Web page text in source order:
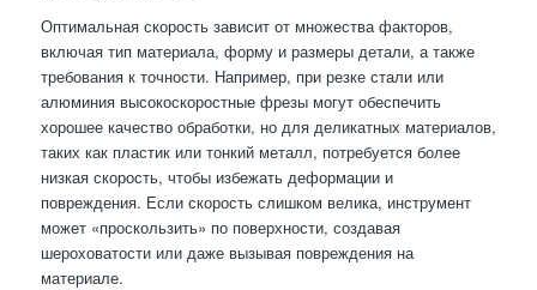
Оптимальная скорость зависит от множества факторов,
включая тип материала, форму и размеры детали, а также
требования к точности. Например, при резке стали или
алюминия высокоскоростные фрезы могут обеспечить
хорошее качество обработки, но для деликатных материалов,
таких как пластик или тонкий металл, потребуется более
низкая скорость, чтобы избежать деформации и
повреждения. Если скорость слишком велика, инструмент
может «проскользить» по поверхности, создавая
шероховатости или даже вызывая повреждения на
материале.